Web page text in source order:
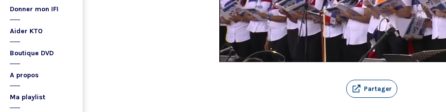
Donner mon IFI
Aider KTO
Boutique DVD
A propos
Ma playlist
Partager